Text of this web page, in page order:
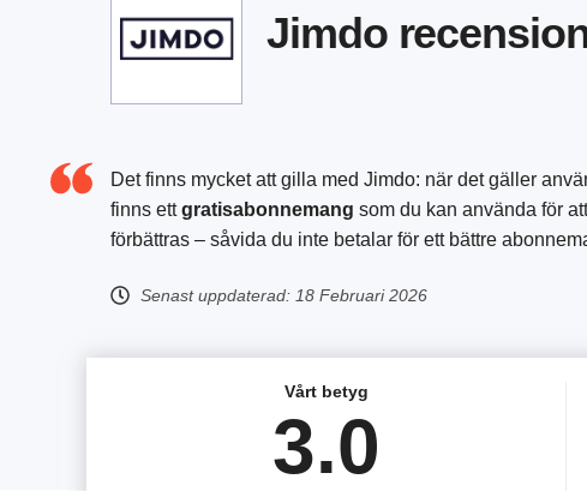
Jimdo
Det finns mycket att gilla med Jimdo: när det gäller
finns ettgratisabonnemang som du kan använda för
förbättras – såvida du inte betalar för ett bättre
Senast uppdaterad: 18 Februari 2026
Vårt betyg
3.0